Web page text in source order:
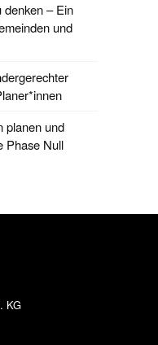
denken – Ein
und
planen und
Phase Null
KG